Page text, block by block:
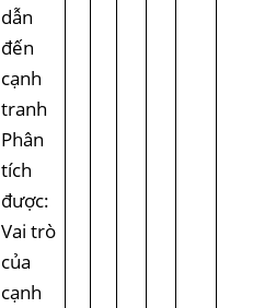
dẫn
đến
cạnh
tranh
Phân
tích
được:
Vai trò
của
cạnh